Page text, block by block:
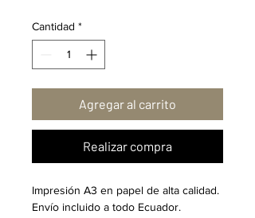
Cantidad *
Agregar al carrito
Realizar compra
Impresión A3 en papel de alta calidad.
Envío incluido a todo Ecuador.